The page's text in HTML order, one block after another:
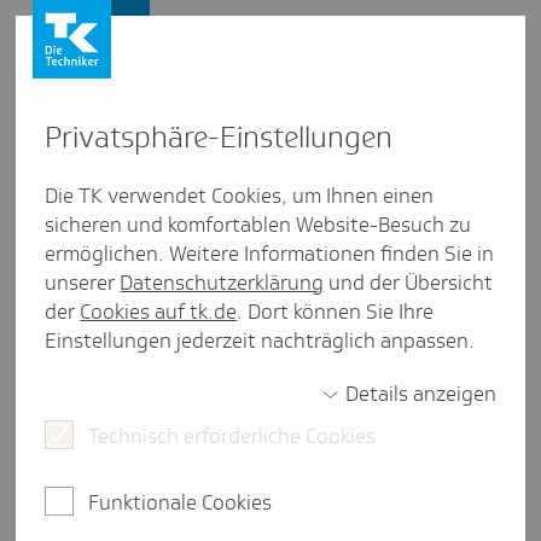
Focus-Money
Die Techniker wird 2026 im großen
dem Siegel "Beste Krankenkasse Bundesweit
geöffnet" ausgezeichnet und erreicht damit das
beste Ergebnis unter den bundesweit geöffneten
weniger als eine Minute Lesezeit
Services Downloads
Privat­sphäre-Einstel­lungen
Die TK verwendet Cookies, um Ihnen einen
sicheren und komfortablen Website-Besuch zu
ermöglichen. Weitere Informationen finden Sie in
unserer Datenschutzerklärung und der Übersicht
der Cookies auf tk.de. Dort können Sie Ihre
Einstellungen jederzeit nachträglich anpassen.
Details anzeigen
Technisch erforderliche Cookies
Funktionale Cookies